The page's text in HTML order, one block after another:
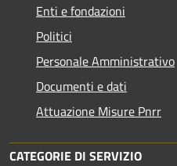
Enti e fondazioni
Politici
Personale Amministrativo
Documenti e dati
Attuazione Misure Pnrr
CATEGORIE DI SERVIZIO